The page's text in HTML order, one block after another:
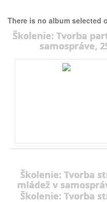
There is no album selected
Školenie: Tvorba
samospráve,
Školenie: Tvorba
mládež v
Školenie: Tvorba